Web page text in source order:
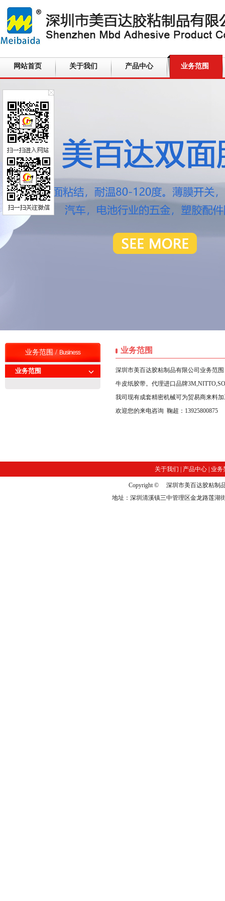
网站首页 关于我们 产品中心 业务范围
业务范围 /Business
业务范围
业务范围
深圳市美百达胶粘制品有限公司业务范
牛皮纸胶带。代理进口品牌
我司现有成套精密机械可为贸易商来料
欢迎您的来电咨询 鞠超：13925800875
关于我们 产品中心 业务
Copyright © 深圳市美百达胶粘
地址：深圳清溪镇三中管理区金龙路莲